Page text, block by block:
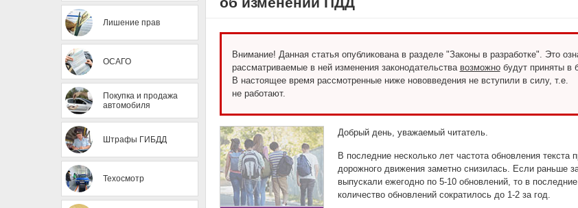
Лишение прав
ОСАГО
Покупка и продажа
автомобиля
Штрафы ГИБДД
Техосмотр
Внимание! Данная статья опубликована в разделе "Законы в разработке". Это
рассматриваемые в ней изменения законодательства возможнобудут приняты в
В настоящее время рассмотренные ниже нововведения не вступили в силу, т.е.
не работают.
Добрый день, уважаемый читатель.
В последние несколько лет частота обновления текста
дорожного движения заметно снизилась. Если раньше
выпускали ежегодно по 5-10 обновлений, то в
количество обновлений сократилось до 1-2 за год.